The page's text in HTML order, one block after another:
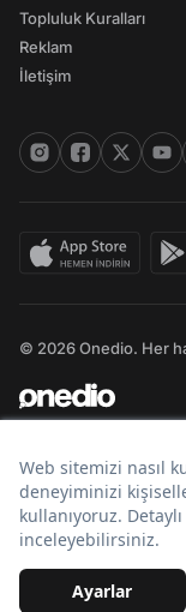
Topluluk Kuralları
Reklam
İletişim
© 2026 Onedio. Her
Bir